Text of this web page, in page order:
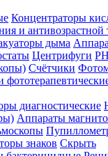
Концентраторы
и антивозрастной
дыма
Центрифуги
Счётчики
диагностические
Аппараты
знаков Скрыть